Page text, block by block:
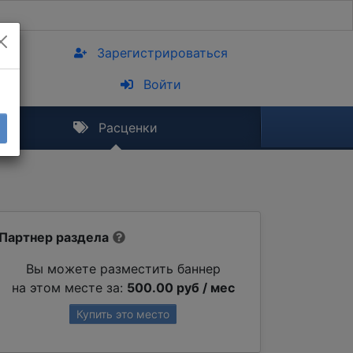
Зарегистрироваться
Войти
Расценки
Партнер раздела
Вы можете разместить баннер
на этом месте за: 500.00 руб / мес
Купить это место